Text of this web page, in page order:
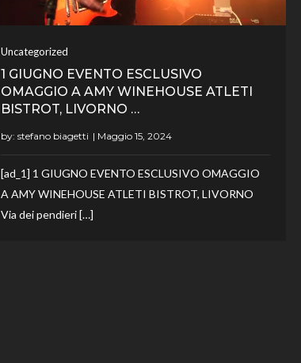
Uncategorized
1 GIUGNO EVENTO ESCLUSIVO
OMAGGIO A AMY WINEHOUSE ATLETI
BISTROT, LIVORNO …
by: stefano biagetti
[ad_1] 1 GIUGNO EVENTO ESCLUSIVO OMAGGIO
A AMY WINEHOUSE ATLETI BISTROT, LIVORNO
Via dei pendieri […]